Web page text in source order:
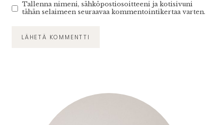
Tallenna nimeni, sähköpostiosoitteeni ja kotisivuni
tähän selaimeen seuraavaa kommentointikertaa varten.